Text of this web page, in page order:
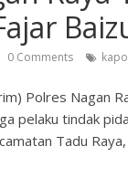
0 Comments
Polres Nagan
pelaku tindak
Tadu